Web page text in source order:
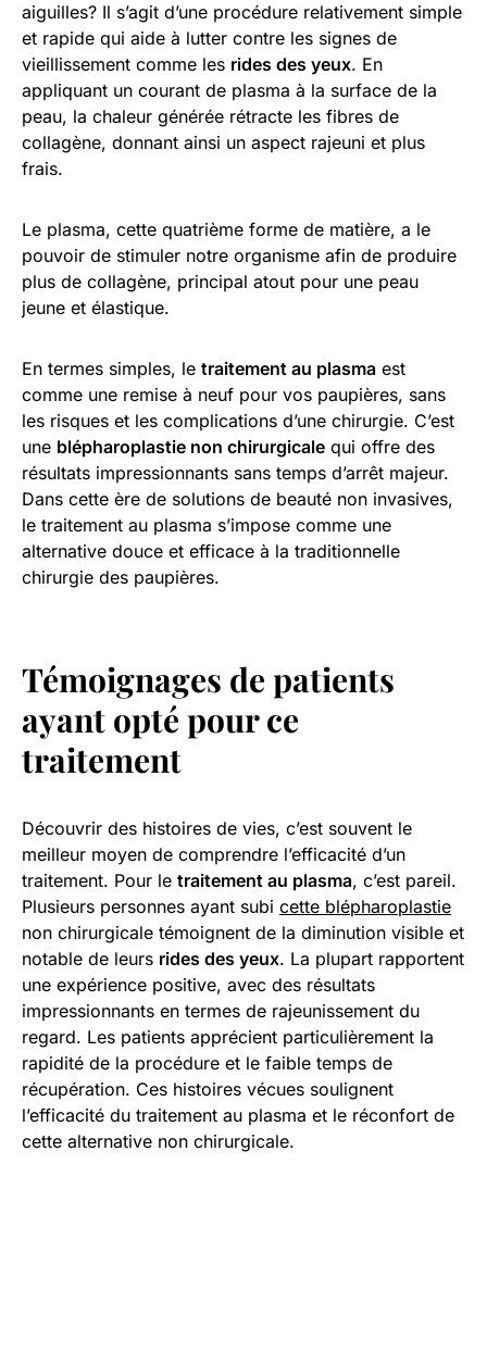
aiguilles? Il s’agit d’une procédure relativement simple
et rapide qui aide à lutter contre les signes de
vieillissement comme les rides des yeux. En
appliquant un courant de plasma à la surface de la
peau, la chaleur générée rétracte les fibres de
collagène, donnant ainsi un aspect rajeuni et plus
frais.
Le plasma, cette quatrième forme de matière, a le
pouvoir de stimuler notre organisme afin de produire
plus de collagène, principal atout pour une peau
jeune et élastique.
En termes simples, le traitement au plasma est
comme une remise à neuf pour vos paupières, sans
les risques et les complications d’une chirurgie. C’est
une blépharoplastie non chirurgicale qui offre des
résultats impressionnants sans temps d’arrêt majeur.
Dans cette ère de solutions de beauté non invasives,
le traitement au plasma s’impose comme une
alternative douce et efficace à la traditionnelle
chirurgie des paupières.
Témoignages de patients
ayant opté pour ce
traitement
Découvrir des histoires de vies, c’est souvent le
meilleur moyen de comprendre l’efficacité d’un
traitement. Pour le traitement au plasma, c’est pareil.
Plusieurs personnes ayant subi cette blépharoplastie
non chirurgicale témoignent de la diminution visible et
notable de leurs rides des yeux. La plupart rapportent
une expérience positive, avec des résultats
impressionnants en termes de rajeunissement du
regard. Les patients apprécient particulièrement la
rapidité de la procédure et le faible temps de
récupération. Ces histoires vécues soulignent
l’efficacité du traitement au plasma et le réconfort de
cette alternative non chirurgicale.